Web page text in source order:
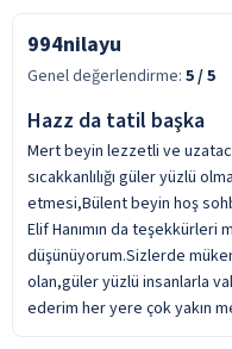
994nilayu
Genel değerlendirme: 5/ 5
Hazz da tatil başka
Mert beyin lezzetli ve
sıcakkanlılığı güler yüzlü
etmesi,Bülent beyin hoş
Elif Hanımın da
düşünüyorum.Sizlerde
olan,güler yüzlü insanlarla
ederim her yere çok yakın